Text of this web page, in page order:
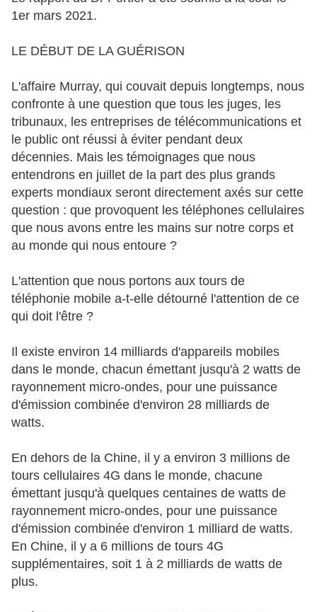
1er mars 2021.
LE DÉBUT DE LA GUÉRISON
L'affaire Murray, qui couvait depuis longtemps, nous
confronte à une question que tous les juges, les
tribunaux, les entreprises de télécommunications et
le public ont réussi à éviter pendant deux
décennies. Mais les témoignages que nous
entendrons en juillet de la part des plus grands
experts mondiaux seront directement axés sur cette
question : que provoquent les téléphones cellulaires
que nous avons entre les mains sur notre corps et
au monde qui nous entoure ?
L'attention que nous portons aux tours de
téléphonie mobile a-t-elle détourné l'attention de ce
qui doit l'être ?
Il existe environ 14 milliards d'appareils mobiles
dans le monde, chacun émettant jusqu'à 2 watts de
rayonnement micro-ondes, pour une puissance
d'émission combinée d'environ 28 milliards de
watts.
En dehors de la Chine, il y a environ 3 millions de
tours cellulaires 4G dans le monde, chacune
émettant jusqu'à quelques centaines de watts de
rayonnement micro-ondes, pour une puissance
d'émission combinée d'environ 1 milliard de watts.
En Chine, il y a 6 millions de tours 4G
supplémentaires, soit 1 à 2 milliards de watts de
plus.